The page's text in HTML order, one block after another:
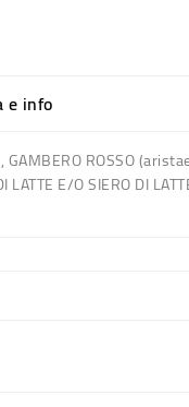
e info
GAMBERO ROSSO
E/O SIERO DI